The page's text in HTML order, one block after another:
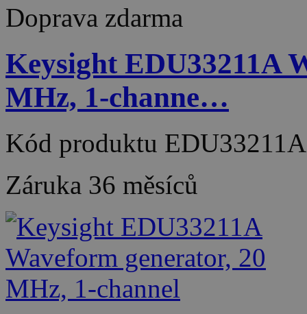
Doprava zdarma
Keysight EDU33211A
MHz, 1-channe…
Kód produktu EDU33211A
Záruka 36 měsíců